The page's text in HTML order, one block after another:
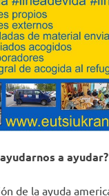
a ayudar?
de la ayuda